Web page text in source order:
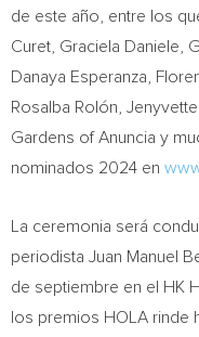
de este año, entre los
Curet Graciela Daniele ,
Danaya Esperanza
Rosalba Rolón,
Gardens of Anuncia y
nominados 2024 en
La ceremonia será
periodista Juan Manuel
de septiembre en el HK
los premios HOLA rinde